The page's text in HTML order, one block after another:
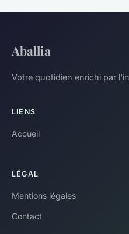
Aballia
Votre quotidien enrichi par
LIENS
Accueil
LÉGAL
Mentions légales
Contact